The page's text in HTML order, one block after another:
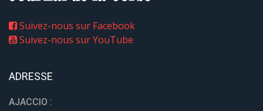
Suivez-nous sur Facebook
Suivez-nous sur YouTube
ADRESSE
AJACCIO :